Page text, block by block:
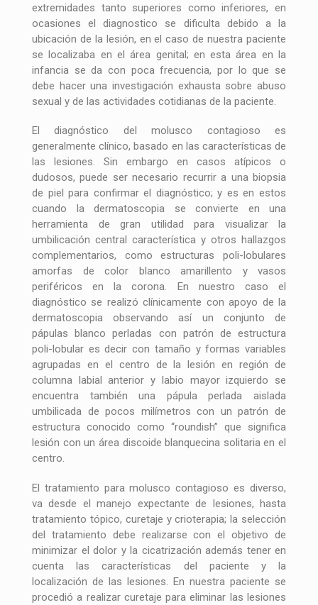
extremidades tanto superiores como inferiores, en
ocasiones el diagnostico se dificulta debido a la
ubicación de la lesión, en el caso de nuestra paciente
se localizaba en el área genital; en esta área en la
infancia se da con poca frecuencia, por lo que se
debe hacer una investigación exhausta sobre abuso
sexual y de las actividades cotidianas de la paciente.
El diagnóstico del molusco contagioso es
generalmente clínico, basado en las características de
las lesiones. Sin embargo en casos atípicos o
dudosos, puede ser necesario recurrir a una biopsia
de piel para confirmar el diagnóstico; y es en estos
cuando la dermatoscopia se convierte en una
herramienta de gran utilidad para visualizar la
umbilicación central característica y otros hallazgos
complementarios, como estructuras poli-lobulares
amorfas de color blanco amarillento y vasos
periféricos en la corona. En nuestro caso el
diagnóstico se realizó clínicamente con apoyo de la
dermatoscopia observando así un conjunto de
pápulas blanco perladas con patrón de estructura
poli-lobular es decir con tamaño y formas variables
agrupadas en el centro de la lesión en región de
columna labial anterior y labio mayor izquierdo se
encuentra también una pápula perlada aislada
umbilicada de pocos milímetros con un patrón de
estructura conocido como “roundish” que significa
lesión con un área discoide blanquecina solitaria en el
centro.
El tratamiento para molusco contagioso es diverso,
va desde el manejo expectante de lesiones, hasta
tratamiento tópico, curetaje y crioterapia; la selección
del tratamiento debe realizarse con el objetivo de
minimizar el dolor y la cicatrización además tener en
cuenta las características del paciente y la
localización de las lesiones. En nuestra paciente se
procedió a realizar curetaje para eliminar las lesiones